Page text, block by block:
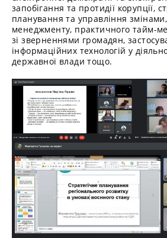
запобігання та протидії корупції,
планування та управління
менеджменту, практичного тайм-
зі зверненнями громадян,
інформаційних технологій у
державної влади тощо.